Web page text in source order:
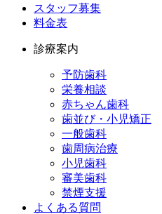
スタッフ募集
料金表
診療案内
予防歯科
栄養相談
赤ちゃん歯科
歯並び・小児矯正
一般歯科
歯周病治療
小児歯科
審美歯科
禁煙支援
よくある質問